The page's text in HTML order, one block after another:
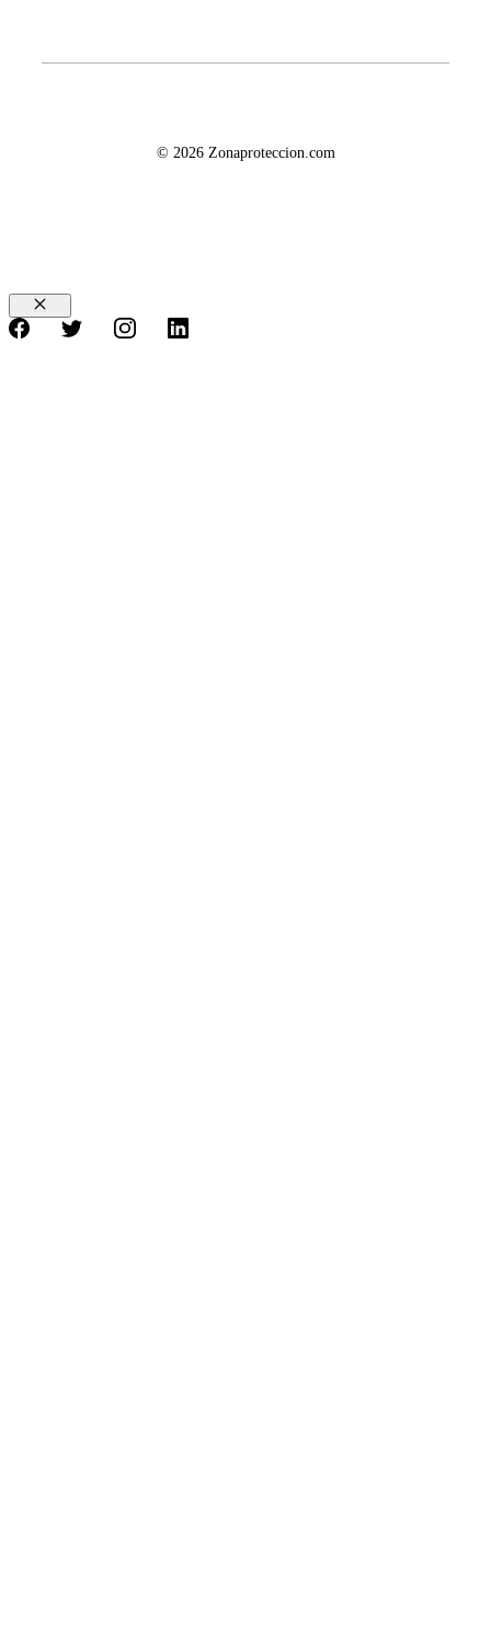
© 2026 Zonaproteccion.com
Cerrar